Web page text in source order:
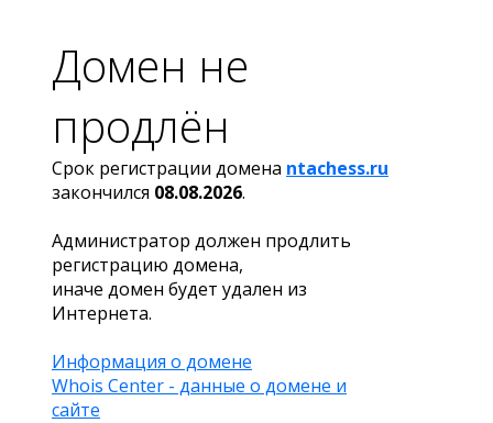
Домен не
продлён
Срок регистрации домена ntachess.ru
закончился 08.08.2026.
Администратор должен продлить
регистрацию домена,
иначе домен будет удален из
Интернета.
Информация о домене
Whois Center - данные о домене и
сайте